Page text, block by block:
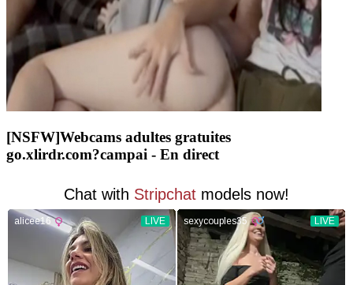
[NSFW]Webcams adultes gratuites
go.xlirdr.com?campai - En direct